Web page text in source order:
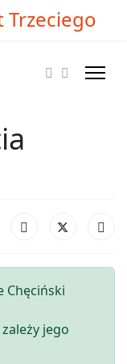
Chęciński
jego